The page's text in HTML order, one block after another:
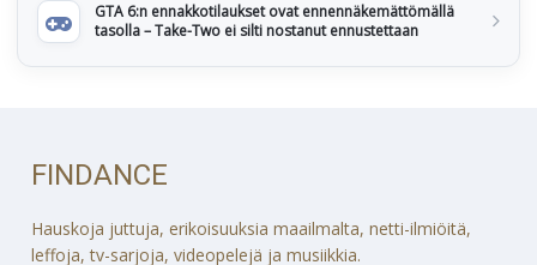
GTA 6:n ennakkotilaukset ovat ennennäkemättömällä
tasolla – Take-Two ei silti nostanut ennustettaan
FINDANCE
Hauskoja juttuja, erikoisuuksia maailmalta, netti-ilmiöitä,
leffoja, tv-sarjoja, videopelejä ja musiikkia.